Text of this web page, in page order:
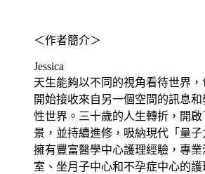
＜作者簡介＞
Jessica
天生能夠以不同的視角看待世界
開始接收來自另一個空間的訊息
性世界。三十歲的人生轉折，開
景，並持續進修，吸納現代「量
擁有豐富醫學中心護理經驗，專
室、坐月子中心和不孕症中心的